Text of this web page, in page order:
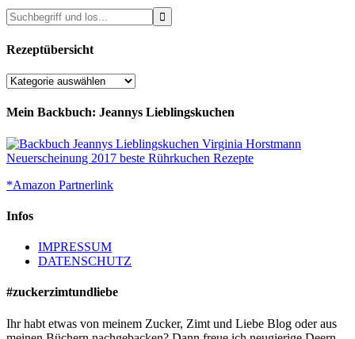
Rezeptübersicht
Rezeptübersicht
Mein Backbuch: Jeannys Lieblingskuchen
*Amazon Partnerlink
Infos
IMPRESSUM
DATENSCHUTZ
#zuckerzimtundliebe
Ihr habt etwas von meinem Zucker, Zimt und Liebe Blog oder aus